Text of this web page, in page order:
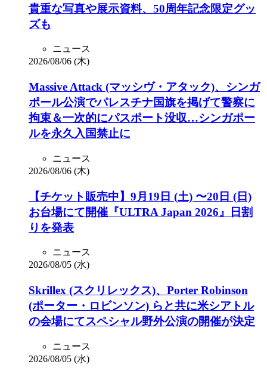
貴重な写真や展示資料、50周年記念限定グッ
ズも
ニュース
2026/08/06 (木)
Massive Attack (マッシヴ・アタック)、シンガ
ポール公演でパレスチナ国旗を掲げて警察に
拘束＆一次的にパスポート没収…シンガポー
ルを永久入国禁止に
ニュース
2026/08/06 (木)
【チケット販売中】9月19日 (土) 〜20日 (日)
お台場にて開催『ULTRA Japan 2026』日割
りを発表
ニュース
2026/08/05 (水)
Skrillex (スクリレックス)、Porter Robinson
(ポーター・ロビンソン) らと共に米シアトル
の会場にてスペシャル野外公演の開催が決定
ニュース
2026/08/05 (水)